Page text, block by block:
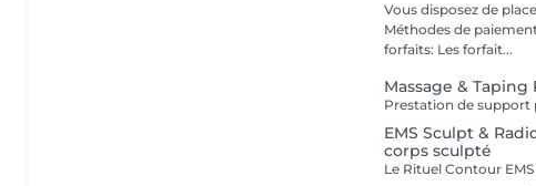
Vous disposez de
Méthodes de paiement :
forfaits: Les forfait...
Massage &
EMS Sculpt &
corps sculpté